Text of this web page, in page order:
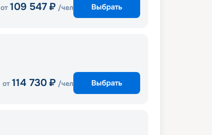
от 109 547 ₽ /чел Выбрать
от 114 730 ₽ /чел Выбрать